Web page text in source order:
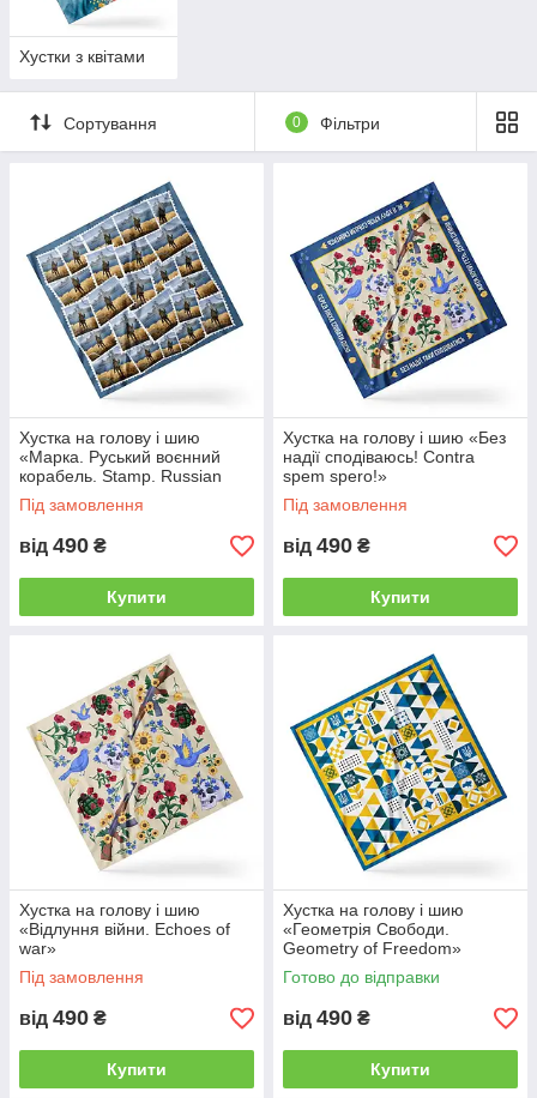
Хустки з квітами
Сортування 0 Фільтри
Хустка на голову і шию
«Марка. Руський воєнний
корабель. Stamp. Russian
warship»
Під замовлення
від 490 ₴
Купити
Хустка на голову і шию «Без
надії сподіваюсь! Contra
spem spero!»
Під замовлення
від 490 ₴
Купити
Хустка на голову і шию
«Відлуння війни. Echoes of
war»
Під замовлення
від 490 ₴
Купити
Хустка на голову і шию
«Геометрія Свободи.
Geometry of Freedom»
Готово до відправки
від 490 ₴
Купити